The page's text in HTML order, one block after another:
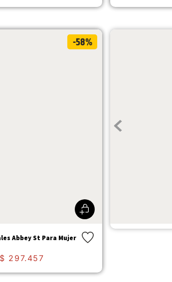
-58%
Abbey St Para Mujer
$ 297. 457